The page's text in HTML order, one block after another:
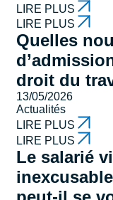
LIRE PLUS
LIRE PLUS
Quelles
droit du
13/05/2026
Actualités
LIRE PLUS
LIRE PLUS
Le salarié